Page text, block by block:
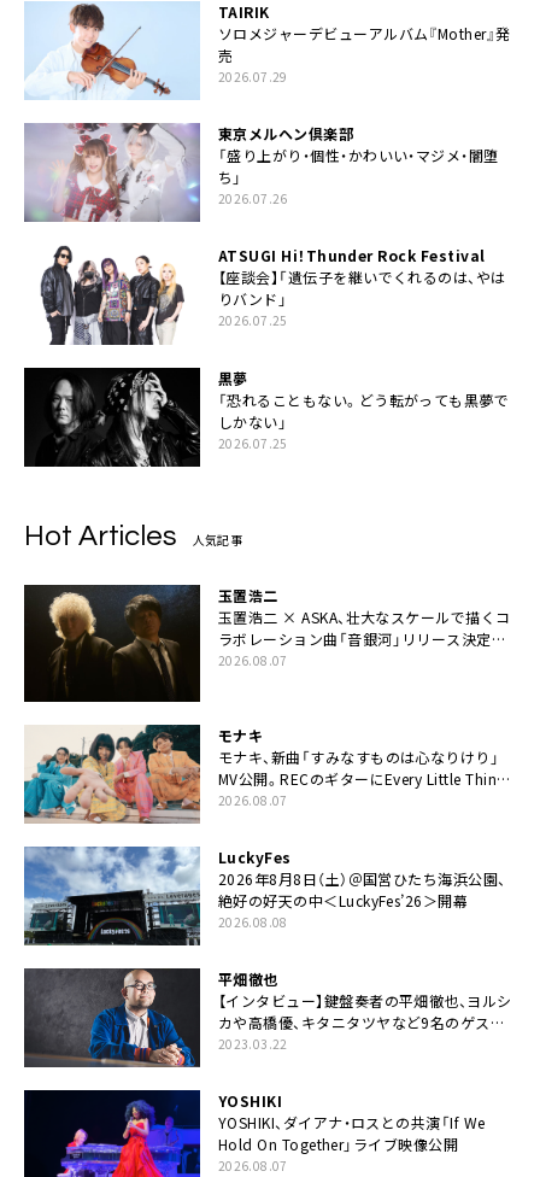
TAIRIK
ソロメジャーデビューアルバム『Mother』発
売
2026.07.29
東京メルヘン倶楽部
「盛り上がり・個性・かわいい・マジメ・闇堕
ち」
2026.07.26
ATSUGI Hi！Thunder Rock Festival
【座談会】「遺伝子を継いでくれるのは、やは
りバンド」
2026.07.25
黒夢
「恐れることもない。どう転がっても黒夢で
しかない」
2026.07.25
Hot Articles 人気記事
玉置浩二
玉置浩二 × ASKA、壮大なスケールで描くコ
ラボレーション曲「音銀河」リリース決定。
カップリングには新曲「命の宿り」収録も
2026.08.07
モナキ
モナキ、新曲「すみなすものは心なりけり」
MV公開。RECのギターにEvery Little Thing・
伊藤一朗参加も
2026.08.07
LuckyFes
2026年8月8日（土）＠国営ひたち海浜公園、
絶好の好天の中＜LuckyFes’26＞開幕
2026.08.08
平畑徹也
【インタビュー】鍵盤奏者の平畑徹也、ヨルシ
カや高橋優、キタニタツヤなど9名のゲスト
を迎えた初アルバムに音楽人生の総括「自分
2023.03.22
YOSHIKI
YOSHIKI、ダイアナ・ロスとの共演「If We
Hold On Together」ライブ映像公開
2026.08.07